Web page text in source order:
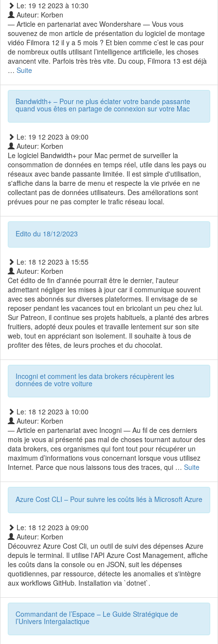
Le: 19 12 2023 à 10:30
Auteur: Korben
— Article en partenariat avec Wondershare — Vous vous
souvenez de mon article de présentation du logiciel de montage
vidéo Filmora 12 il y a 5 mois ? Et bien comme c’est le cas pour
de nombreux outils utilisant l’intelligence artificielle, les choses
avancent vite. Parfois très très vite. Du coup, Filmora 13 est déjà
… Suite
Bandwidth+ – Pour ne plus éclater votre bande passante
quand vous êtes en partage de connexion sur votre Mac
Le: 19 12 2023 à 09:00
Auteur: Korben
Le logiciel Bandwidth+ pour Mac permet de surveiller la
consommation de données en temps réel, utile dans les pays ou
réseaux avec bande passante limitée. Il est simple d'utilisation,
s'affiche dans la barre de menu et respecte la vie privée en ne
collectant pas de données utilisateurs. Des améliorations sont
prévues pour ne pas compter le trafic réseau local.
Edito du 18/12/2023
Le: 18 12 2023 à 15:55
Auteur: Korben
Cet édito de fin d'année pourrait être le dernier, l'auteur
admettant négliger les mises à jour car il communique souvent
avec ses abonnés sur diverses plateformes. Il envisage de se
reposer pendant les vacances tout en bricolant un peu chez lui.
Sur Patreon, il continue ses projets habituels, a planté des arbres
fruitiers, adopté deux poules et travaille lentement sur son site
web, tout en appréciant son isolement. Il souhaite à tous de
profiter des fêtes, de leurs proches et du chocolat.
Incogni et comment les data brokers récupèrent les
données de votre voiture
Le: 18 12 2023 à 10:00
Auteur: Korben
— Article en partenariat avec Incogni — Au fil de ces derniers
mois je vous ai présenté pas mal de choses tournant autour des
data brokers, ces organismes qui font tout pour récupérer un
maximum d’informations vous concernant lorsque vous utilisez
Internet. Parce que nous laissons tous des traces, qui … Suite
Azure Cost CLI – Pour suivre les coûts liés à Microsoft Azure
Le: 18 12 2023 à 09:00
Auteur: Korben
Découvrez Azure Cost Cli, un outil de suivi des dépenses Azure
depuis le terminal. Il utilise l'API Azure Cost Management, affiche
les coûts dans la console ou en JSON, suit les dépenses
quotidiennes, par ressource, détecte les anomalies et s'intègre
aux workflows GitHub. Installation via `dotnet`.
Commandant de l’Espace – Le Guide Stratégique de
l’Univers Intergalactique